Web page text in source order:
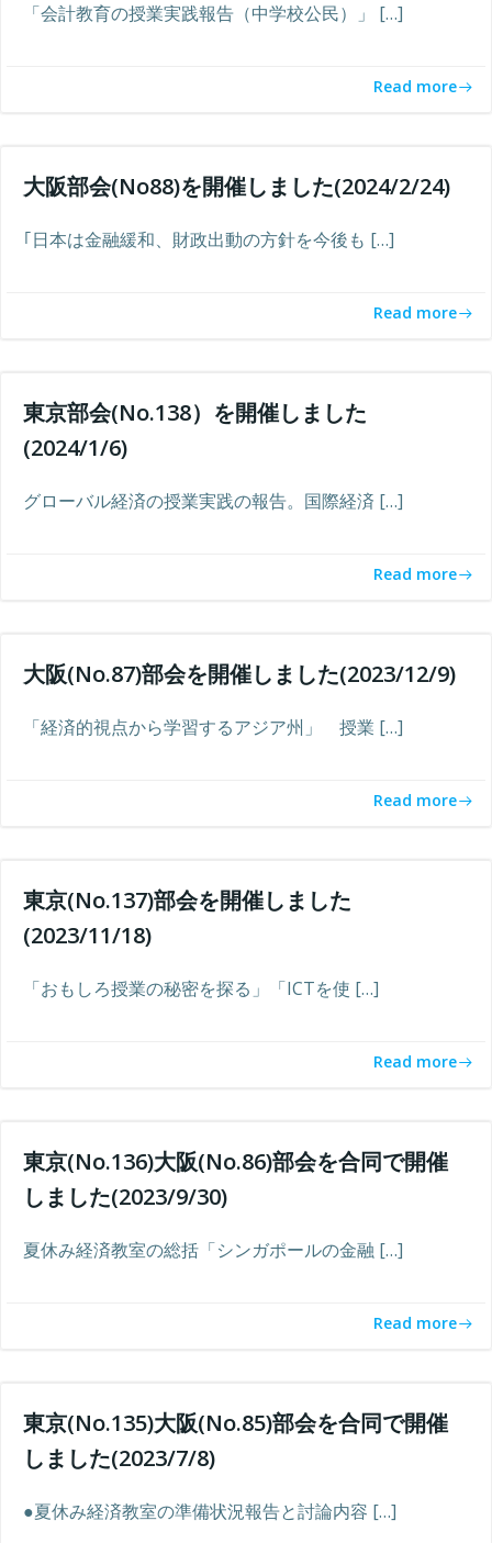
「会計教育の授業実践報告（中学校公民）」 […]
Read more
大阪部会(No88)を開催しました(2024/2/24)
｢日本は金融緩和、財政出動の方針を今後も […]
Read more
東京部会(No.138）を開催しました
(2024/1/6)
グローバル経済の授業実践の報告。国際経済 […]
Read more
大阪(No.87)部会を開催しました(2023/12/9)
「経済的視点から学習するアジア州」 授業 […]
Read more
東京(No.137)部会を開催しました
(2023/11/18)
「おもしろ授業の秘密を探る」「ICTを使 […]
Read more
東京(No.136)大阪(No.86)部会を合同で開催
しました(2023/9/30)
夏休み経済教室の総括「シンガポールの金融 […]
Read more
東京(No.135)大阪(No.85)部会を合同で開催
しました(2023/7/8)
●夏休み経済教室の準備状況報告と討論内容 […]